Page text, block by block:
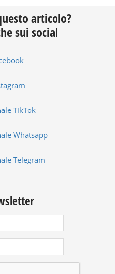
articolo?
sui social
TikTok
Whatsapp
Telegram